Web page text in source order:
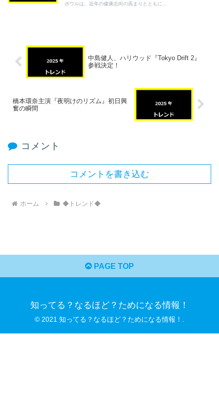
ボウルは、近年の健康志向の高まりとともに...
中島健人、ハリウッド『Tokyo Drift 2』
参戦決定！
橋本環奈主演『夜明けのリズム』初日興
奮の瞬間
コメント
コメントを書き込む
ホーム ◆トレンド◆
PAGE TOP
知ってる？なるほど？ためになる情報！
© 2021 知ってる？なるほど？ためになる情報！.